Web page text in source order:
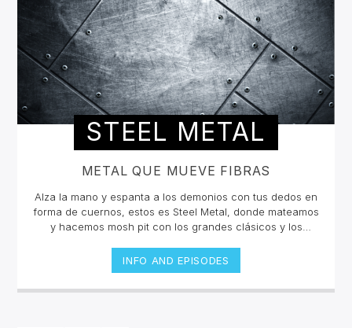
STEEL METAL
METAL QUE MUEVE FIBRAS
Alza la mano y espanta a los demonios con tus dedos en
forma de cuernos, estos es Steel Metal, donde mateamos
y hacemos mosh pit con los grandes clásicos y los
Symphonic Metal, Doom, Stoner, Nu Metal, Glam metal,
Speed Metal, Black Metal, Metal Progresivo ¡y más
ruido!Miércoles 6pm a 8 pm | Domingo 10 am a 12 pm por
INFO AND EPISODES